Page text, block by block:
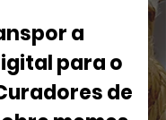
a
para o
de